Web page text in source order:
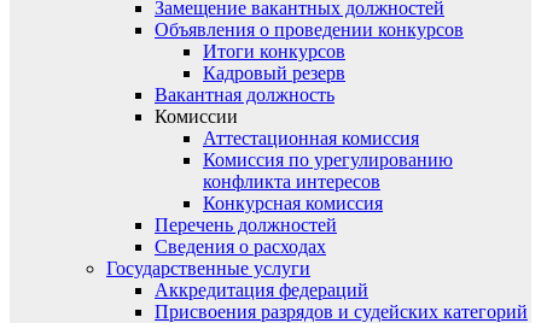
Замещение вакантных должностей
Объявления о проведении конкурсов
Итоги конкурсов
Кадровый резерв
Вакантная должность
Комиссии
Аттестационная комиссия
Комиссия по урегулированию
конфликта интересов
Конкурсная комиссия
Перечень должностей
Сведения о расходах
Государственные услуги
Аккредитация федераций
Присвоения разрядов и судейских категорий